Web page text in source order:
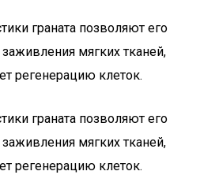
граната позволяют его
мягких тканей,
регенерацию клеток.
граната позволяют его
мягких тканей,
регенерацию клеток.